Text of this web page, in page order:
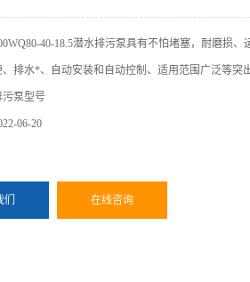
40-18.5潜水排污泵具有不怕堵塞，耐磨损、
排水*、自动安装和自动控制、适用范围广泛等突
泵型号
06-20
在线咨询